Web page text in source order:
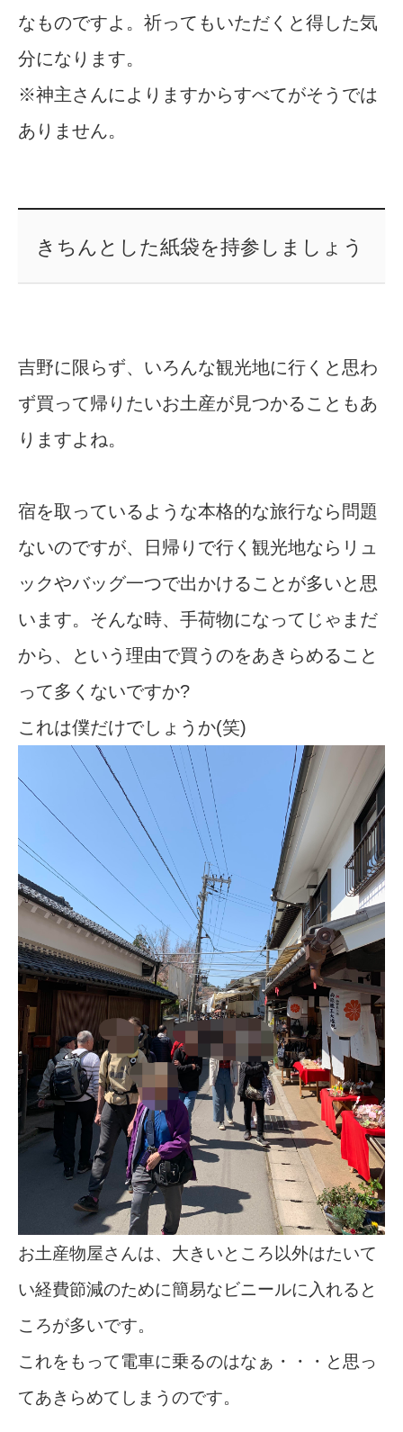
なものですよ。祈ってもいただくと得した気
分になります。
※神主さんによりますからすべてがそうでは
ありません。
きちんとした紙袋を持参しましょう
吉野に限らず、いろんな観光地に行くと思わ
ず買って帰りたいお土産が見つかることもあ
りますよね。
宿を取っているような本格的な旅行なら問題
ないのですが、日帰りで行く観光地ならリュ
ックやバッグ一つで出かけることが多いと思
います。そんな時、手荷物になってじゃまだ
から、という理由で買うのをあきらめること
って多くないですか?
これは僕だけでしょうか(笑)
お土産物屋さんは、大きいところ以外はたいて
い経費節減のために簡易なビニールに入れると
ころが多いです。
これをもって電車に乗るのはなぁ・・・と思っ
てあきらめてしまうのです。